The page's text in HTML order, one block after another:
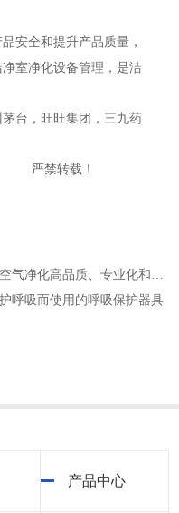
安全和提升产品质量，
室净化设备管理，是洁
台，旺旺集团，三九药
严禁转载！
上一篇：AAF国际公司已被公认为全球空气净化高品质、专业化和技术革新的代表
呼吸而使用的呼吸保护器具
产品中心